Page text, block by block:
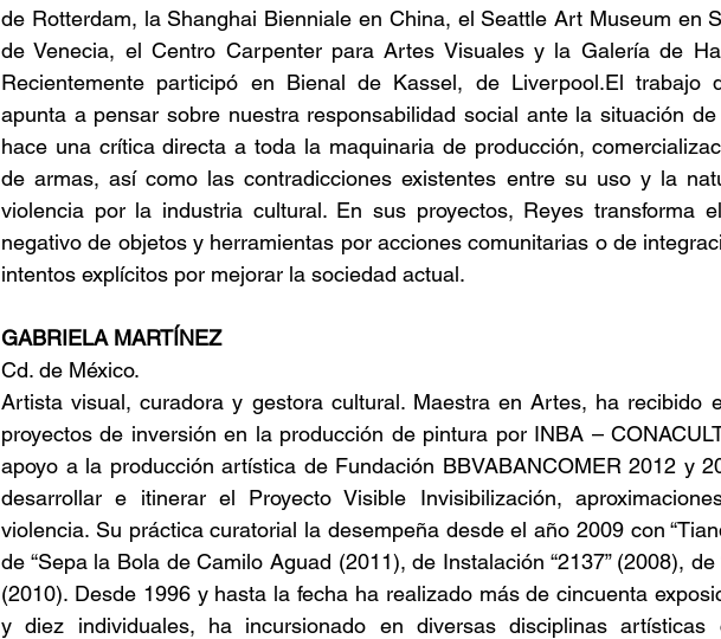
de Rotterdam, la Shanghai Bienniale en China, el Seattle Art Museum en
de Venecia, el Centro Carpenter para Artes Visuales y la Galería de
Recientemente participó en Bienal de Kassel, de Liverpool.El trabajo
apunta a pensar sobre nuestra responsabilidad social ante la situación
hace una crítica directa a toda la maquinaria de producción,
de armas, así como las contradicciones existentes entre su uso y la
violencia por la industria cultural. En sus proyectos, Reyes transforma
negativo de objetos y herramientas por acciones comunitarias o de
intentos explícitos por mejorar la sociedad actual.
GABRIELA MARTÍNEZ
Cd. de México.
Artista visual, curadora y gestora cultural. Maestra en Artes, ha recibido
proyectos de inversión en la producción de pintura por INBA –
apoyo a la producción artística de Fundación BBVABANCOMER 2012 y
desarrollar e itinerar el Proyecto Visible Invisibilización,
violencia. Su práctica curatorial la desempeña desde el año 2009 con
de “Sepa la Bola de Camilo Aguad (2011), de Instalación “2137” (2008), de
(2010). Desde 1996 y hasta la fecha ha realizado más de cincuenta
y diez individuales, ha incursionado en diversas disciplinas artísticas